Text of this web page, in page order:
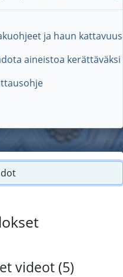
ja haun kattavuus
aineistoa kerättäväksi
videot (5)